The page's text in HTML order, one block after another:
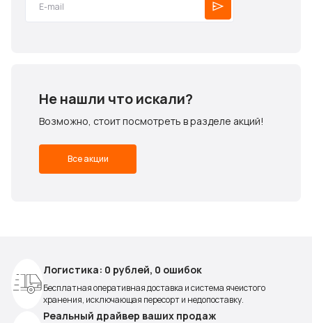
Не нашли что искали?
Возможно, стоит посмотреть в разделе акций!
Все акции
Логистика: 0 рублей, 0 ошибок
Бесплатная оперативная доставка и система ячеистого
хранения, исключающая пересорт и недопоставку.
Реальный драйвер ваших продаж